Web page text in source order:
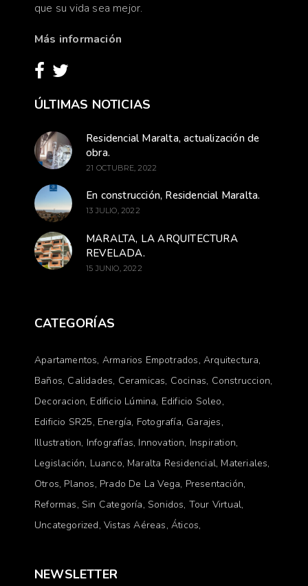
que su vida sea mejor.
Más información
ÚLTIMAS NOTICIAS
Residencial Maralta, actualización de
obra.
21 OCTUBRE, 2022
En construcción, Residencial Maralta.
13 JULIO, 2022
MARALTA, LA ARQUITECTURA
REVELADA.
15 JUNIO, 2022
CATEGORÍAS
Apartamentos Armarios Empotrados Arquitectura
Baños Calidades Ceramicas Cocinas Construccion
Decoracion Edificio Lúmina Edificio Soleo
Edificio SR25 Energía Fotografía Garajes
Illustration Infografías Innovation Inspiration
Legislación Luanco Maralta Residencial Materiales
Otros Planos Prado De La Vega Presentación
Reformas Sin Categoría Sonidos Tour Virtual
Uncategorized Vistas Aéreas Áticos
NEWSLETTER